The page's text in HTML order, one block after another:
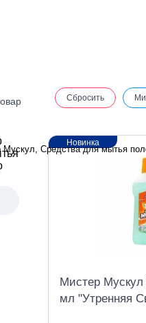
Сбросить
Мистер Мускул
мл "Утренняя
Новинка